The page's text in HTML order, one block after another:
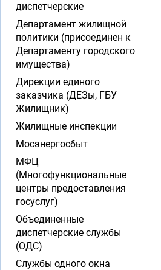
диспетчерские
Департамент жилищной
политики (присоединен к
Департаменту городского
имущества)
Дирекции единого
заказчика (ДЕЗы, ГБУ
Жилищник)
Жилищные инспекции
Мосэнергосбыт
МФЦ
(Многофункциональные
центры предоставления
госуслуг)
Объединенные
диспетчерские службы
(ОДС)
Службы одного окна